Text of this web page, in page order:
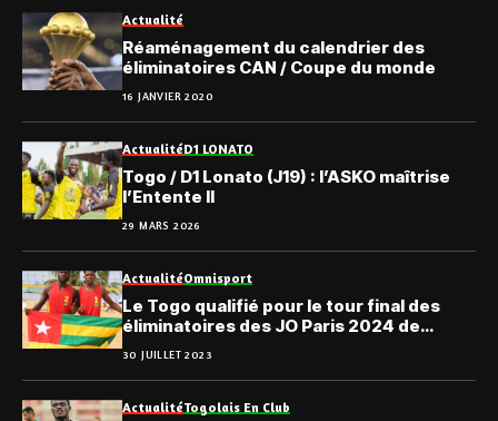
Actualité
Réaménagement du calendrier des
éliminatoires CAN / Coupe du monde
16 JANVIER 2020
ActualitéD1 LONATO
Togo / D1 Lonato (J19) : l’ASKO maîtrise
l’Entente II
29 MARS 2026
ActualitéOmnisport
Le Togo qualifié pour le tour final des
éliminatoires des JO Paris 2024 de
beach-volley
30 JUILLET 2023
ActualitéTogolais En Club